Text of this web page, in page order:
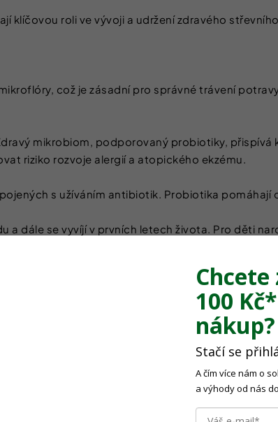
klíčovou roli ve vývoji a udržení zdravého
což je zásadní pro správné trávení
mikrobiom, podporovaný probiotiky,
riziko rozvoje alergií a atopického ekzému.
s užíváním antibiotik. Probiotika
a dále se vyvíjí v prvních letech života. Pro děti
obzvláště prospěšná pro správný vývoj
bříška a imunitu vašich dětí? Dětská probiotika
snadnému užívání si je děti zamilují a vy budete
člověka, a u dětí to platí dvojnásob.
100 Kč*
nákup?
Stačí se
A čím více nám o
a výhody od nás